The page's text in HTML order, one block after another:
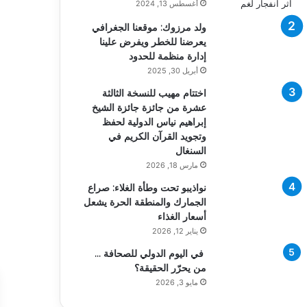
أغسطس 13, 2024
ولد مرزوك: موقعنا الجغرافي
يعرضنا للخطر ويفرض علينا
إدارة منظمة للحدود
أبريل 30, 2025
اختتام مهيب للنسخة الثالثة
عشرة من جائزة جائزة الشيخ
إبراهيم نياس الدولية لحفظ
وتجويد القرآن الكريم في
السنغال
مارس 18, 2026
نواذيبو تحت وطأة الغلاء: صراع
الجمارك والمنطقة الحرة يشعل
أسعار الغذاء
يناير 12, 2026
في اليوم الدولي للصحافة …
من يحرّر الحقيقة؟
مايو 3, 2026